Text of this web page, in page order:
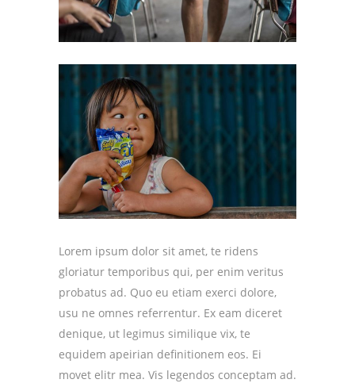
Lorem ipsum dolor sit amet, te ridens
gloriatur temporibus qui, per enim veritus
probatus ad. Quo eu etiam exerci dolore,
usu ne omnes referrentur. Ex eam diceret
denique, ut legimus similique vix, te
equidem apeirian definitionem eos. Ei
movet elitr mea. Vis legendos conceptam ad.